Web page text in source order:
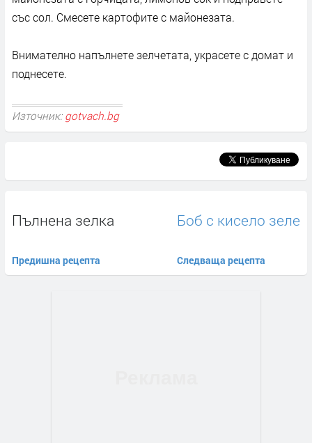
със сол. Смесете картофите с майонезата.
Внимателно напълнете зелчетата, украсете с домат и
поднесете.
Източник: gotvach.bg
Пълнена зелка
Предишна рецепта
Боб с кисело зеле
Следваща рецепта